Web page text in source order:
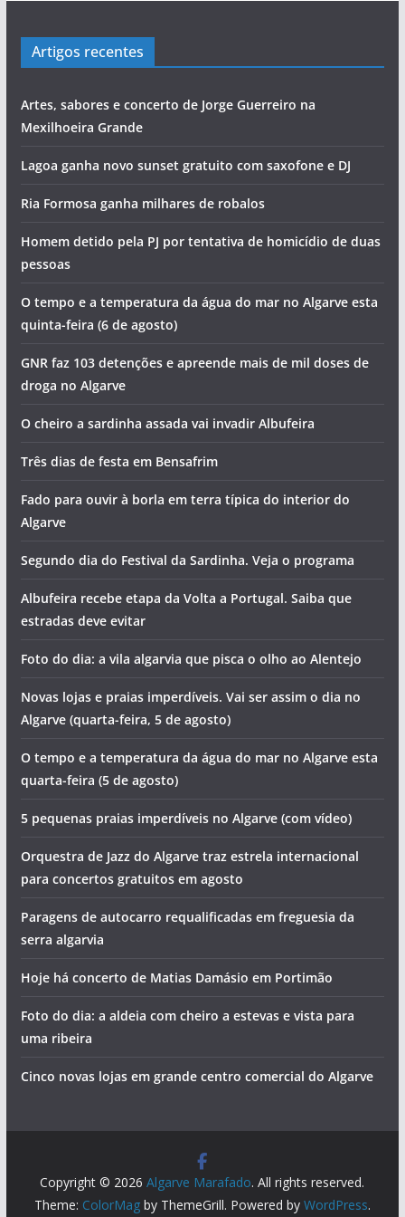
Artigos recentes
Artes, sabores e concerto de Jorge Guerreiro na
Mexilhoeira Grande
Lagoa ganha novo sunset gratuito com saxofone e DJ
Ria Formosa ganha milhares de robalos
Homem detido pela PJ por tentativa de homicídio de duas
pessoas
O tempo e a temperatura da água do mar no Algarve esta
quinta-feira (6 de agosto)
GNR faz 103 detenções e apreende mais de mil doses de
droga no Algarve
O cheiro a sardinha assada vai invadir Albufeira
Três dias de festa em Bensafrim
Fado para ouvir à borla em terra típica do interior do
Algarve
Segundo dia do Festival da Sardinha. Veja o programa
Albufeira recebe etapa da Volta a Portugal. Saiba que
estradas deve evitar
Foto do dia: a vila algarvia que pisca o olho ao Alentejo
Novas lojas e praias imperdíveis. Vai ser assim o dia no
Algarve (quarta-feira, 5 de agosto)
O tempo e a temperatura da água do mar no Algarve esta
quarta-feira (5 de agosto)
5 pequenas praias imperdíveis no Algarve (com vídeo)
Orquestra de Jazz do Algarve traz estrela internacional
para concertos gratuitos em agosto
Paragens de autocarro requalificadas em freguesia da
serra algarvia
Hoje há concerto de Matias Damásio em Portimão
Foto do dia: a aldeia com cheiro a estevas e vista para
uma ribeira
Cinco novas lojas em grande centro comercial do Algarve
Copyright © 2026Algarve Marafado. All rights reserved.
Theme: ColorMagby ThemeGrill. Powered by WordPress.